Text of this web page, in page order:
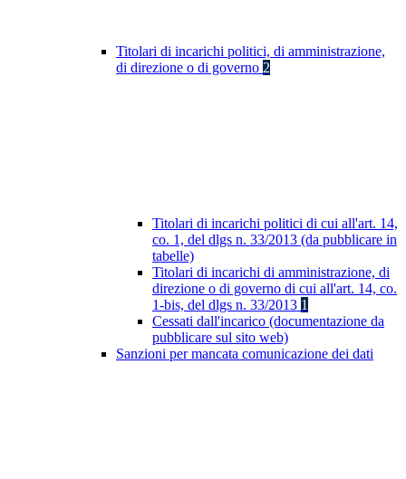
Titolari di incarichi politici, di amministrazione,
di direzione o di governo 2
Titolari di incarichi politici di cui all'art. 14,
co. 1, del dlgs n. 33/2013 (da pubblicare in
tabelle)
Titolari di incarichi di amministrazione, di
direzione o di governo di cui all'art. 14, co.
1-bis, del dlgs n. 33/2013 1
Cessati dall'incarico (documentazione da
pubblicare sul sito web)
Sanzioni per mancata comunicazione dei dati